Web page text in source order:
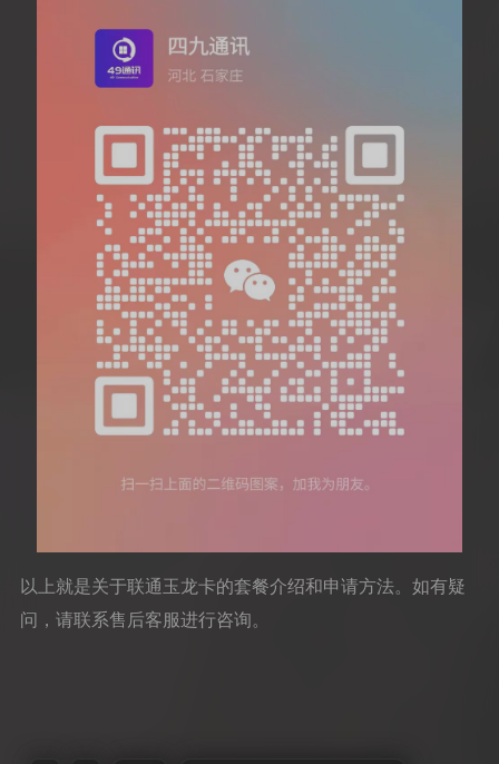
以上就是关于联通玉龙卡的套餐介绍和申请方法。如有疑
问，请联系售后客服进行咨询。